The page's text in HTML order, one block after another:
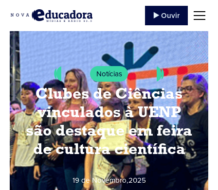
▶️ Ouvir
Notícias
Clubes de Ciências
vinculados à UENP
são destaque em feira
de cultura científica
19 de Novembro,2025